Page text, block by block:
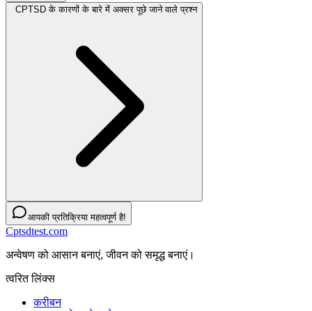
CPTSD के कारणों के बारे में अक्सर पूछे जाने वाले प्रश्न
आपकी प्रतिक्रिया महत्वपूर्ण है!
Cptsdtest.com
अन्वेषण को आसान बनाएं, जीवन को समृद्ध बनाएं।
त्वरित लिंक्स
करीबन